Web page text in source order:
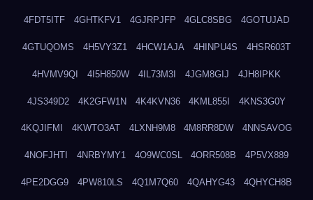
4FDT5ITF 4GHTKFV1 4GJRPJFP 4GLC8SBG 4GOTUJAD
4GTUQOMS 4H5VY3Z1 4HCW1AJA 4HINPU4S 4HSR603T
4HVMV9QI 4I5H850W 4IL73M3I 4JGM8GIJ 4JH8IPKK
4JS349D2 4K2GFW1N 4K4KVN36 4KML855I 4KNS3G0Y
4KQJIFMI 4KWTO3AT 4LXNH9M8 4M8RR8DW 4NNSAVOG
4NOFJHTI 4NRBYMY1 4O9WC0SL 4ORR508B 4P5VX889
4PE2DGG9 4PW810LS 4Q1M7Q60 4QAHYG43 4QHYCH8B